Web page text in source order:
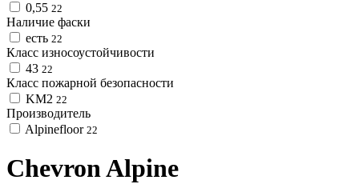
0,55 22
Наличие фаски
есть 22
Класс износоустойчивости
43 22
Класс пожарной безопасности
KM2 22
Производитель
Alpinefloor 22
Chevron Alpine